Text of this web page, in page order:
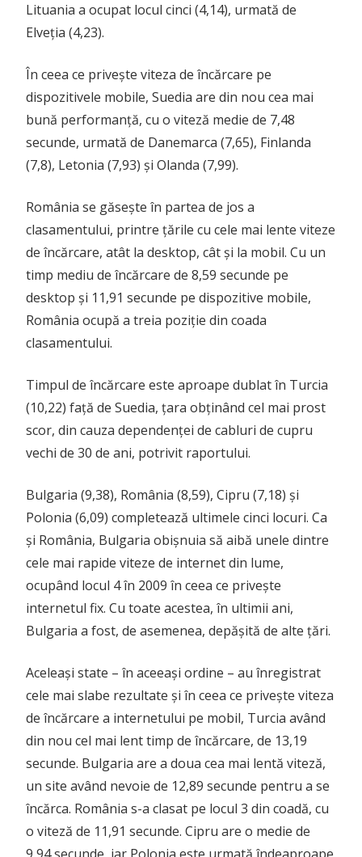
Lituania a ocupat locul cinci (4,14), urmată de
Elveția (4,23).
În ceea ce privește viteza de încărcare pe
dispozitivele mobile, Suedia are din nou cea mai
bună performanță, cu o viteză medie de 7,48
secunde, urmată de Danemarca (7,65), Finlanda
(7,8), Letonia (7,93) și Olanda (7,99).
România se găsește în partea de jos a
clasamentului, printre țările cu cele mai lente viteze
de încărcare, atât la desktop, cât și la mobil. Cu un
timp mediu de încărcare de 8,59 secunde pe
desktop și 11,91 secunde pe dispozitive mobile,
România ocupă a treia poziție din coada
clasamentului.
Timpul de încărcare este aproape dublat în Turcia
(10,22) față de Suedia, țara obținând cel mai prost
scor, din cauza dependenței de cabluri de cupru
vechi de 30 de ani, potrivit raportului.
Bulgaria (9,38), România (8,59), Cipru (7,18) și
Polonia (6,09) completează ultimele cinci locuri. Ca
și România, Bulgaria obișnuia să aibă unele dintre
cele mai rapide viteze de internet din lume,
ocupând locul 4 în 2009 în ceea ce privește
internetul fix. Cu toate acestea, în ultimii ani,
Bulgaria a fost, de asemenea, depășită de alte țări.
Aceleași state – în aceeași ordine – au înregistrat
cele mai slabe rezultate și în ceea ce privește viteza
de încărcare a internetului pe mobil, Turcia având
din nou cel mai lent timp de încărcare, de 13,19
secunde. Bulgaria are a doua cea mai lentă viteză,
un site având nevoie de 12,89 secunde pentru a se
încărca. România s-a clasat pe locul 3 din coadă, cu
o viteză de 11,91 secunde. Cipru are o medie de